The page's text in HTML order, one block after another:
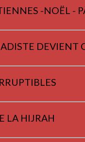
-NOËL -
DEVIENT
LA HIJRAH